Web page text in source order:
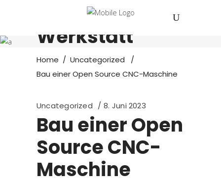
Offene
Werkstatt
Home / Uncategorized
/
Bau einer Open Source CNC-Maschine
Uncategorized 8. Juni 2023
Bau einer Open
Source CNC-
Maschine